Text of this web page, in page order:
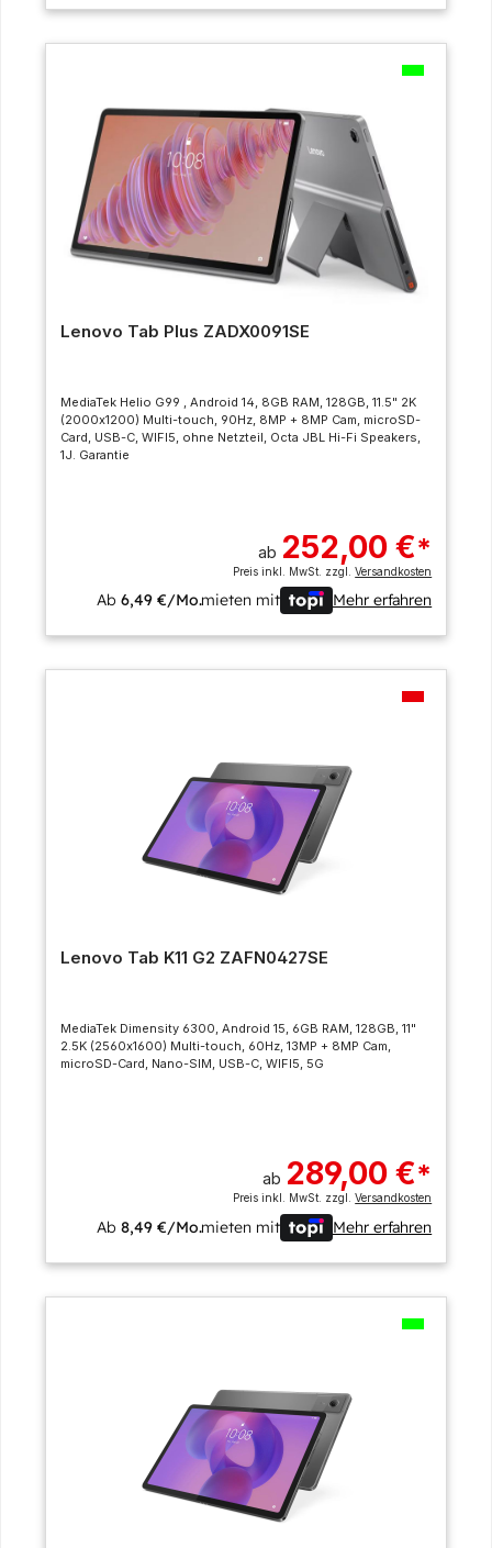
Lenovo Tab Plus ZADX0091SE
MediaTek Helio G99 , Android 14, 8GB RAM, 128GB, 11.5" 2K
(2000x1200) Multi-touch, 90Hz, 8MP + 8MP Cam, microSD-
Card, USB-C, WIFI5, ohne Netzteil, Octa JBL Hi-Fi Speakers,
1J. Garantie
ab 252,00 €*
Preis inkl. MwSt. zzgl.Versandkosten
Ab6,49 €/Mo.mieten mit Mehr erfahren
Lenovo Tab K11 G2 ZAFN0427SE
MediaTek Dimensity 6300, Android 15, 6GB RAM, 128GB, 11"
2.5K (2560x1600) Multi-touch, 60Hz, 13MP + 8MP Cam,
microSD-Card, Nano-SIM, USB-C, WIFI5, 5G
ab 289,00 €*
Preis inkl. MwSt. zzgl.Versandkosten
Ab8,49 €/Mo.mieten mit Mehr erfahren